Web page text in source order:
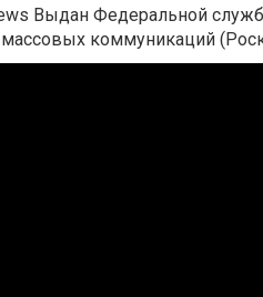
Выдан Федеральной
коммуникаций